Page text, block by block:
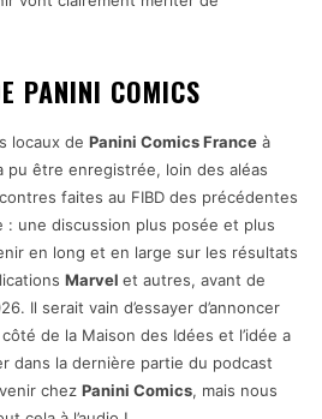
PANINI COMICS
locaux de Panini Comics France à
pu être enregistrée, loin des aléas
faites au FIBD des précédentes
: une discussion plus posée et plus
en long et en large sur les résultats
Marvel et autres, avant de
Il serait vain d’essayer d’annoncer
de la Maison des Idées et l’idée a
dans la dernière partie du podcast
chez Panini Comics, mais nous